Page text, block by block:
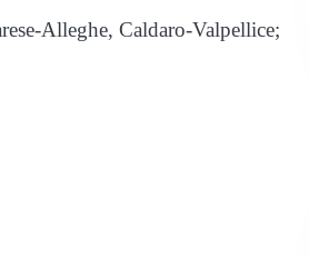
Alleghe, Caldaro-Valpellice;